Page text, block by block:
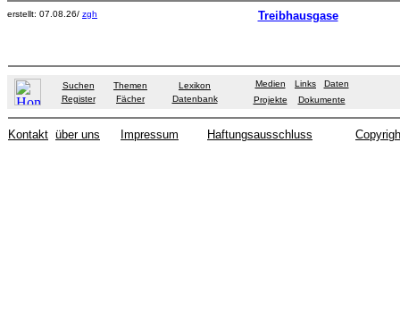
erstellt: 07.08.26/ zgh Treibhausgase
Suchen Themen
Lexikon
Register
Fächer Datenbank
Medien Links
Daten
Projekte
Dokumente
Kontakt über uns Impressum Haftungsausschluss